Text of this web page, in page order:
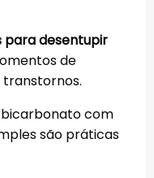
para desentupir
de
bicarbonato com
são práticas